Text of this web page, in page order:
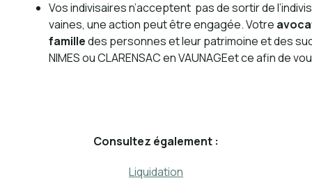
Vos indivisaires n’acceptent pas de sortir de
vaines, une action peut être engagée. Votre
familledes personnes et leur patrimoine et des
NIMES ou CLARENSAC en VAUNAGEet ce afin de
Consultez également :
Liquidation